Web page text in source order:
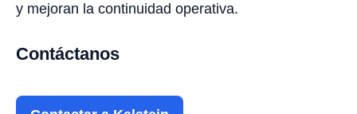
y mejoran la continuidad operativa.
Contáctanos